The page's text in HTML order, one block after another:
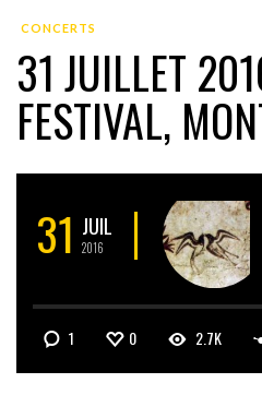
CONCERTS
31 JUILLET
FESTIVAL,
31 JUIL
2016
1 0 2.7K